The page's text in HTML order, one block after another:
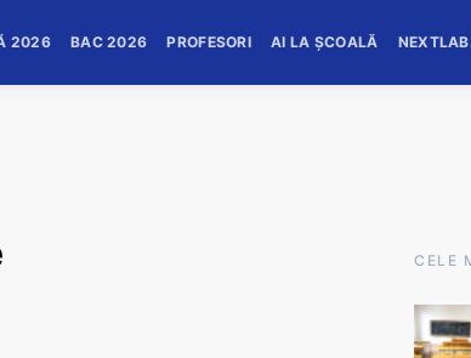
2026 BAC 2026 PROFESORI AI LA ȘCOALĂ
CELE